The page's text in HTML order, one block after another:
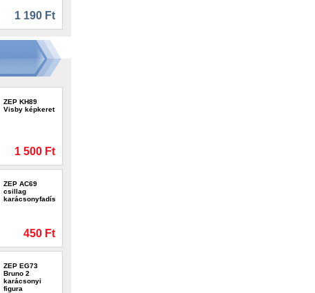
1 190 Ft
ZEP KH89
Visby képkeret
1 500 Ft
ZEP AC69
csillag
karácsonyfadísz
450 Ft
ZEP EG73
Bruno 2
karácsonyi
figura